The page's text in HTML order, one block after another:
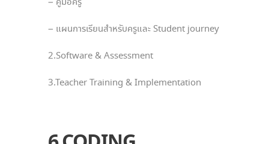
– แผนการเรียนสำหรับครูและ Student journey
2.Software & Assessment
3.Teacher Training & Implementation